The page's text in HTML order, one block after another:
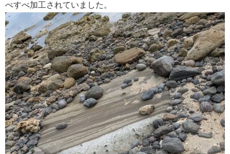
べすべ加工されていました。